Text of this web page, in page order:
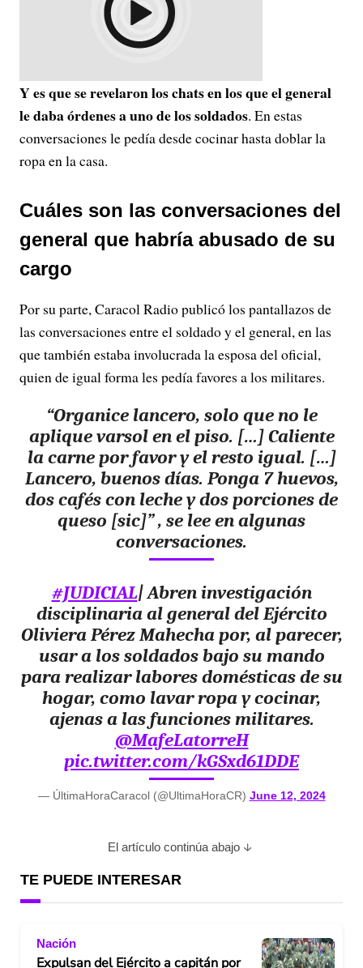
Y es que se revelaron los chats en los que el general
le daba órdenes a uno de los soldados. En estas
conversaciones le pedía desde cocinar hasta doblar la
ropa en la casa.
Cuáles son las conversaciones del
general que habría abusado de su
cargo
Por su parte, Caracol Radio publicó los pantallazos de
las conversaciones entre el soldado y el general, en las
que también estaba involucrada la esposa del oficial,
quien de igual forma les pedía favores a los militares.
“Organice lancero, solo que no le
aplique varsol en el piso. […] Caliente
la carne por favor y el resto igual. […]
Lancero, buenos días. Ponga 7 huevos,
dos cafés con leche y dos porciones de
queso [sic]” , se lee en algunas
conversaciones.
#JUDICIAL| Abren investigación
disciplinaria al general del Ejército
Oliviera Pérez Mahecha por, al parecer,
usar a los soldados bajo su mando
para realizar labores domésticas de su
hogar, como lavar ropa y cocinar,
ajenas a las funciones militares.
@MafeLatorreH
pic.twitter.com/kGSxd61DDE
— ÚltimaHoraCaracol (@UltimaHoraCR) June 12, 2024
El artículo continúa abajo
TE PUEDE INTERESAR
Nación
Expulsan del Ejército a capitán por